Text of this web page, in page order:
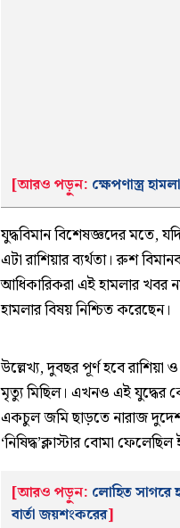
[আরও পড়ুন: ক্ষেপণাস্ত্র
যুদ্ধবিমান বিশেষজ্ঞদের মতে,
এটা রাশিয়ার ব্যর্থতা। রুশ
আধিকারিকরা এই হামলার খবর
হামলার বিষয় নিশ্চিত করেছেন।
উল্লেখ্য, দুবছর পূর্ণ হবে
মৃত্যু মিছিল। এখনও এই যুদ্ধের
একচুল জমি ছাড়তে নারাজ
‘নিষিদ্ধ’ক্লাস্টার বোমা
[আরও পড়ুন: লোহিত সাগরে
বার্তা জয়শংকরের]